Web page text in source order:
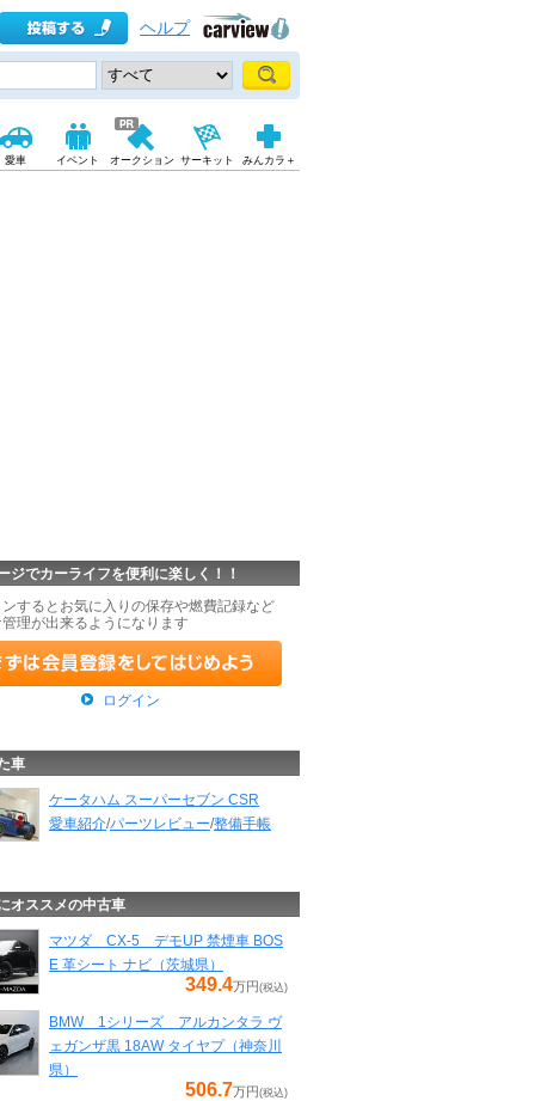
ヘルプ
愛車 イベント オークション サーキット みんカラ＋
ジでカーライフを便利に楽しく！！
するとお気に入りの保存や燃費記録など
理が出来るようになります
ログイン
車
ケータハム スーパーセブン CSR
愛車紹介/パーツレビュー/整備手帳
オススメの中古車
マツダ CX-5 デモUP 禁煙車 BOS
E 革シート ナビ（茨城県）
349.4万円 (税込)
BMW 1シリーズ アルカンタラ ヴ
ェガンザ黒 18AW タイヤプ（神奈川
県）
506.7万円 (税込)